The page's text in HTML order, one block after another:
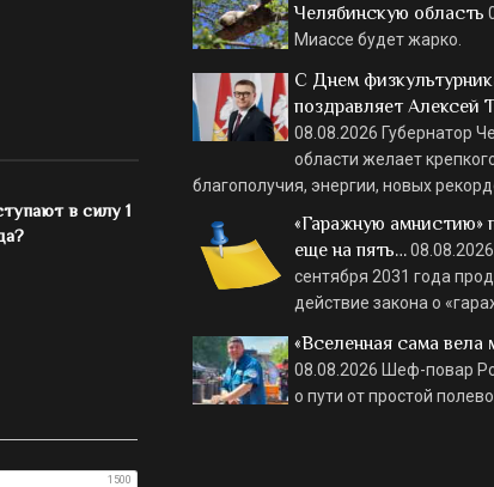
в силу 1
1500
Челябинскую область
Миассе будет жарко.
С Днем
поздравляет Алексей
08.08.2026 Губернатор
области желает
благополучия, энергии, новых
«Гаражную амнистию»
еще на пять…08.08.2026
сентября 2031 года
действие закона о
«Вселенная сама вела
08.08.2026 Шеф-повар
о пути от простой